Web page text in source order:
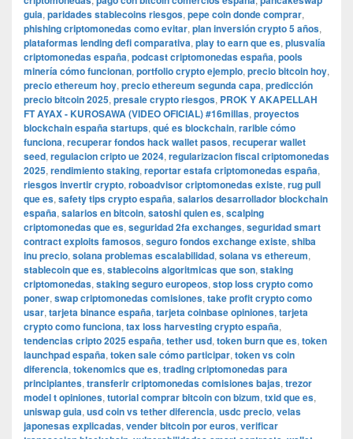
guia, paridades stablecoins riesgos, pepe coin donde comprar,
phishing criptomonedas como evitar, plan inversión crypto 5 años,
plataformas lending defi comparativa, play to earn que es, plusvalía
criptomonedas españa, podcast criptomonedas españa, pools
minería cómo funcionan, portfolio crypto ejemplo, precio bitcoin hoy,
precio ethereum hoy, precio ethereum segunda capa, predicción
precio bitcoin 2025, presale crypto riesgos, PROK Y AKAPELLAH
FT AYAX - KUROSAWA (VIDEO OFICIAL) #16millas, proyectos
blockchain españa startups, qué es blockchain, rarible cómo
funciona, recuperar fondos hack wallet pasos, recuperar wallet
seed, regulacion cripto ue 2024, regularizacion fiscal criptomonedas
2025, rendimiento staking, reportar estafa criptomonedas españa,
riesgos invertir crypto, roboadvisor criptomonedas existe, rug pull
que es, safety tips crypto españa, salarios desarrollador blockchain
españa, salarios en bitcoin, satoshi quien es, scalping
criptomonedas que es, seguridad 2fa exchanges, seguridad smart
contract exploits famosos, seguro fondos exchange existe, shiba
inu precio, solana problemas escalabilidad, solana vs ethereum,
stablecoin que es, stablecoins algoritmicas que son, staking
criptomonedas, staking seguro europeos, stop loss crypto como
poner, swap criptomonedas comisiones, take profit crypto como
usar, tarjeta binance españa, tarjeta coinbase opiniones, tarjeta
crypto como funciona, tax loss harvesting crypto españa,
tendencias cripto 2025 españa, tether usd, token burn que es, token
launchpad españa, token sale cómo participar, token vs coin
diferencia, tokenomics que es, trading criptomonedas para
principiantes, transferir criptomonedas comisiones bajas, trezor
model t opiniones, tutorial comprar bitcoin con bizum, txid que es,
uniswap guia, usd coin vs tether diferencia, usdc precio, velas
japonesas explicadas, vender bitcoin por euros, verificar